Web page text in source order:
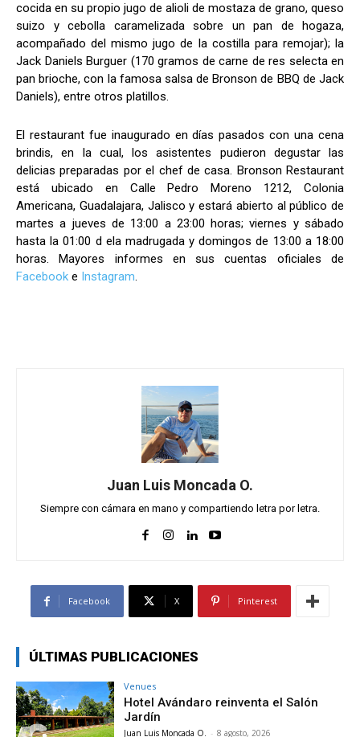
cocida en su propio jugo de alioli de mostaza de grano, queso
suizo y cebolla caramelizada sobre un pan de hogaza,
acompañado del mismo jugo de la costilla para remojar); la
Jack Daniels Burguer (170 gramos de carne de res selecta en
pan brioche, con la famosa salsa de Bronson de BBQ de Jack
Daniels), entre otros platillos.
El restaurant fue inaugurado en días pasados con una cena
brindis, en la cual, los asistentes pudieron degustar las
delicias preparadas por el chef de casa. Bronson Restaurant
está ubicado en Calle Pedro Moreno 1212, Colonia
Americana, Guadalajara, Jalisco y estará abierto al público de
martes a jueves de 13:00 a 23:00 horas; viernes y sábado
hasta la 01:00 d ela madrugada y domingos de 13:00 a 18:00
horas. Mayores informes en sus cuentas oficiales de
Facebook e Instagram.
Juan Luis Moncada O.
Siempre con cámara en mano y compartiendo letra por letra.
Facebook X Pinterest
ÚLTIMAS PUBLICACIONES
Venues
Hotel Avándaro reinventa el Salón
Jardín
Juan Luis Moncada O. - 8 agosto, 2026